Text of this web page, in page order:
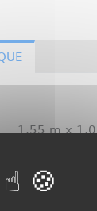
1,55 m x
Hêtre massif